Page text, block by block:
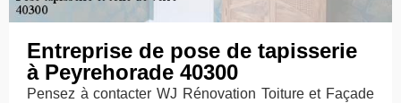
Entreprise de pose de tapisserie
à Peyrehorade 40300
Pensez à contacter WJ Rénovation Toiture et Façade